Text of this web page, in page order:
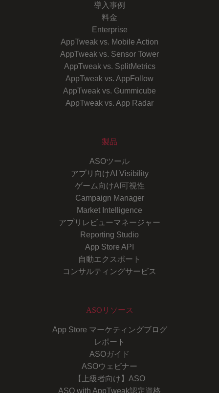
導入事例
料金
Enterprise
AppTweak vs. Mobile Action
AppTweak vs. Sensor Tower
AppTweak vs. SplitMetrics
AppTweak vs. AppFollow
AppTweak vs. Gummicube
AppTweak vs. App Radar
製品
ASOツール
アプリ向けAI Visibility
ゲーム向けAI可視性
Campaign Manager
Market Intelligence
アプリレビューマネージャー
Reporting Studio
App Store API
自動エクスポート
コンサルティングサービス
ASOリソース
App Store マーケティングブログ
レポート
ASOガイド
ASOウェビナー
【上級者向け】ASO
ASO with AppTweak認定資格